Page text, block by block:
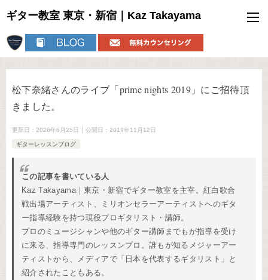
ギター教室 東京・新宿｜Kaz Takayama
松下奈緒さんのライブ「prime nights 2019」にご招待頂
きました。
更新日： 2026年6月25日 公開日： 2019年11月12日
ギターレッスンブログ
この記事を書いている人
Kaz Takayama｜東京・新宿でギター教室を主宰。紅白歌合
戦出場アーティスト、ミリオンセラーアーティストへのギタ
ー指導経験を持つ現役プロギタリスト・講師。
プロのミュージシャンや他のギター講師までもが指導を受け
に来る、指導専門のレッスンプロ。誰もが知るメジャーアー
ティストから、メディアで「日本を代表するギタリスト」と
紹介されたこともある。